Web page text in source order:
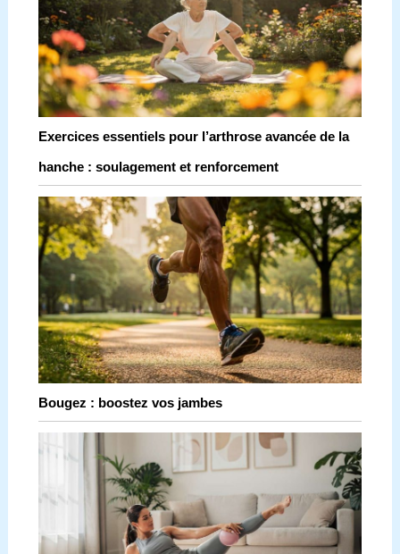
Exercices essentiels pour l’arthrose avancée de la
hanche : soulagement et renforcement
Bougez : boostez vos jambes